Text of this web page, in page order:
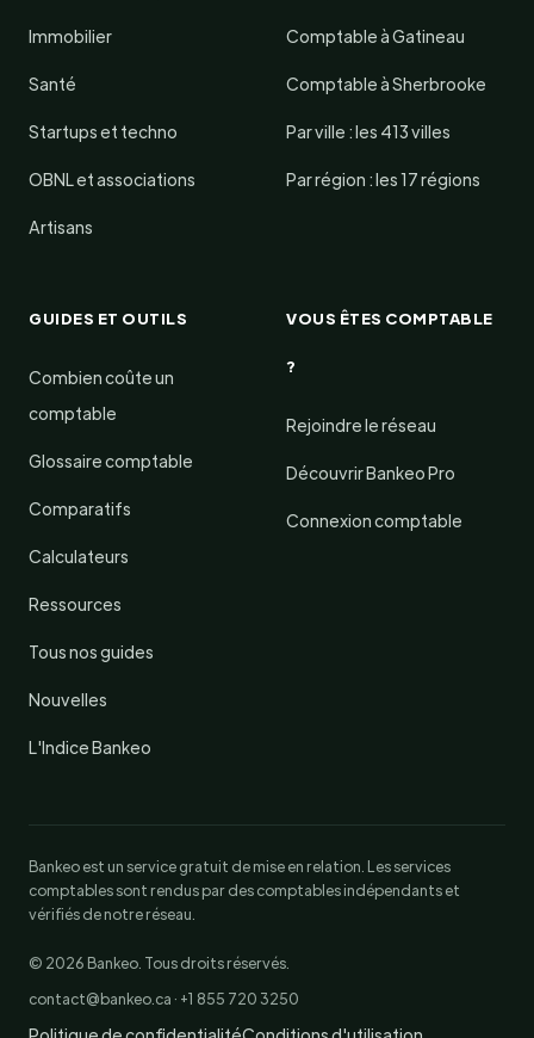
Immobilier
Santé
Startups et techno
OBNL et associations
Artisans
Comptable à Gatineau
Comptable à Sherbrooke
Par ville : les 413 villes
Par région : les 17 régions
GUIDES ET OUTILS
Combien coûte un
comptable
Glossaire comptable
Comparatifs
Calculateurs
Ressources
Tous nos guides
Nouvelles
L'Indice Bankeo
VOUS ÊTES COMPTABLE
?
Rejoindre le réseau
Découvrir Bankeo Pro
Connexion comptable
Bankeo est un service gratuit de mise en relation. Les services
comptables sont rendus par des comptables indépendants et
vérifiés de notre réseau.
© 2026 Bankeo. Tous droits réservés.
contact@bankeo.ca · +1 855 720 3250